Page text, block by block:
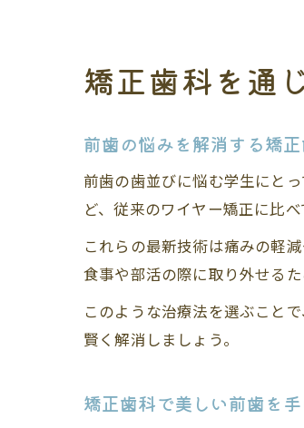
矯正歯科を通
前歯の悩みを解消する矯
前歯の歯並びに悩む学生にと
ど、従来のワイヤー矯正に比
これらの最新技術は痛みの軽
食事や部活の際に取り外せる
このような治療法を選ぶこと
賢く解消しましょう。
矯正歯科で美しい前歯を